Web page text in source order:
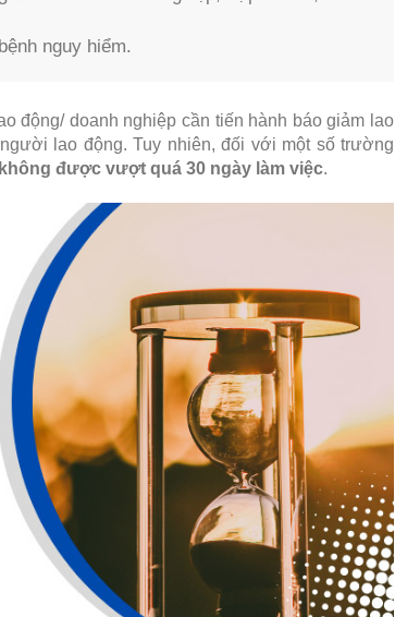
nguy hiểm.
động/ doanh nghiệp cần tiến hành báo giảm lao
lao động. Tuy nhiên, đối với một số trường
không được vượt quá 30 ngày làm việc.